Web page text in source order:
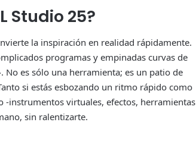
Studio 25?
la inspiración en realidad rápidamente.
programas y empinadas curvas de
No es sólo una herramienta; es un patio de
si estás esbozando un ritmo rápido como
-instrumentos virtuales, efectos, herramientas
sin ralentizarte.